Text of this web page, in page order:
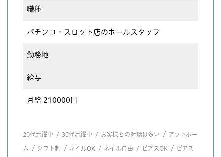
職種
パチンコ・スロット店のホールスタッフ
勤務地
給与
月給 210000円
20代活躍中 / 30代活躍中 / お客様との対話は多い / アットホー
ム / シフト制 / ネイルOK / ネイル自由 / ピアスOK / ピアス